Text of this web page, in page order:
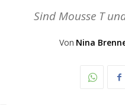
Sind Mousse T
Von Nina